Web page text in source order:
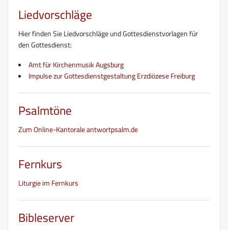
Liedvorschläge
Hier finden Sie Liedvorschläge und Gottesdienstvorlagen für
den Gottesdienst:
Amt für Kirchenmusik Augsburg
Impulse zur Gottesdienstgestaltung Erzdiözese Freiburg
Psalmtöne
Zum Online-Kantorale antwortpsalm.de
Fernkurs
Liturgie im Fernkurs
Bibleserver